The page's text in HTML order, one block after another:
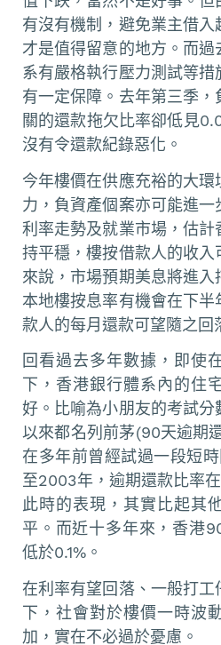
有沒有機制，避免業主借入
才是值得留意的地方。而
系有嚴格執行壓力測試等
有一定保障。去年第三季
關的還款拖欠比率卻低見
沒有令還款紀錄惡化。
今年樓價在供應充裕的大
力，負資產個案亦可能進
利率走勢及就業市場，估
持平穩，樓按借款人的收
來說，市場預期美息將進入
本地樓按息率有機會在下
款人的每月還款可望隨之回
回看過去多年數據，即使
下，香港銀行體系內的住
好。比喻為小朋友的考試
以來都名列前茅(90天逾期
在多年前曾經試過一段短
至2003年，逾期還款比率在
此時的表現，其實比起其
平。而近十多年來，香港
低於0.1%。
在利率有望回落、一般打
下，社會對於樓價一時波
加，實在不必過於憂慮。